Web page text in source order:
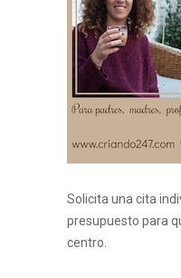
Solicita una cita
presupuesto para
centro.